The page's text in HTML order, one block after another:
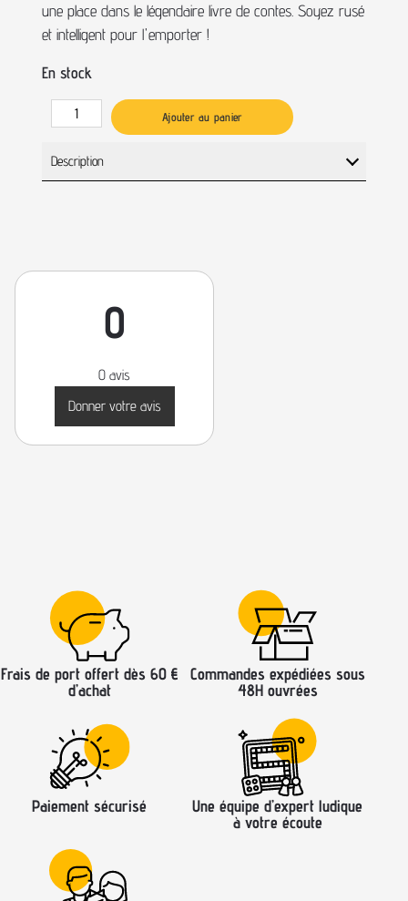
une place dans le légendaire livre de contes. Soyez rusé
et intelligent pour l'emporter !
En stock
Ajouter au panier
Description
0
0 avis
Donner votre avis
Frais de port offert dès 60 €
d’achat
Commandes expédiées sous
48H ouvrées
Paiement sécurisé
Une équipe d’expert ludique
à votre écoute